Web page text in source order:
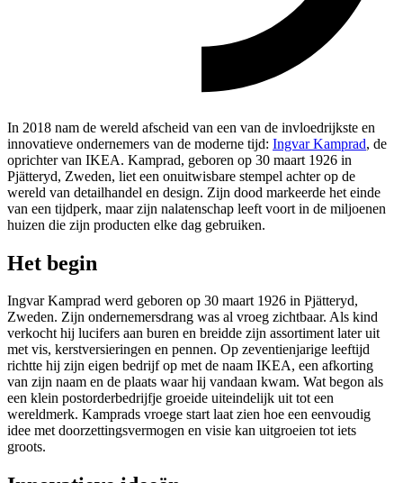
In 2018 nam de wereld afscheid van een van de invloedrijkste en
innovatieve ondernemers van de moderne tijd: Ingvar Kamprad, de
oprichter van IKEA. Kamprad, geboren op 30 maart 1926 in
Pjätteryd, Zweden, liet een onuitwisbare stempel achter op de
wereld van detailhandel en design. Zijn dood markeerde het einde
van een tijdperk, maar zijn nalatenschap leeft voort in de miljoenen
huizen die zijn producten elke dag gebruiken.
Het begin
Ingvar Kamprad werd geboren op 30 maart 1926 in Pjätteryd,
Zweden. Zijn ondernemersdrang was al vroeg zichtbaar. Als kind
verkocht hij lucifers aan buren en breidde zijn assortiment later uit
met vis, kerstversieringen en pennen. Op zeventienjarige leeftijd
richtte hij zijn eigen bedrijf op met de naam IKEA, een afkorting
van zijn naam en de plaats waar hij vandaan kwam. Wat begon als
een klein postorderbedrijfje groeide uiteindelijk uit tot een
wereldmerk. Kamprads vroege start laat zien hoe een eenvoudig
idee met doorzettingsvermogen en visie kan uitgroeien tot iets
groots.